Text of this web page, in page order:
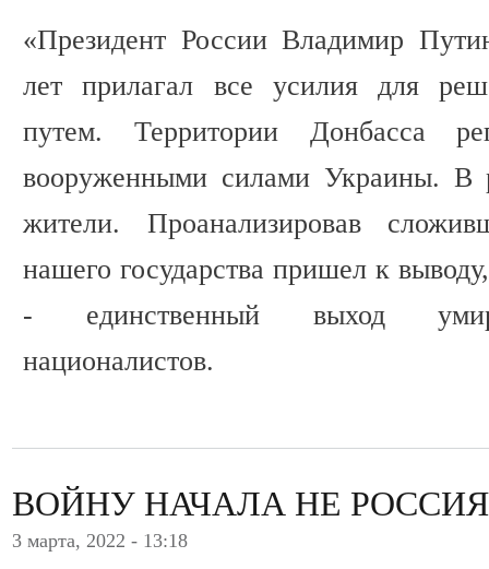
«Президент России Владимир
лет прилагал все усилия для
путем. Территории Донбасса
вооруженными силами Украины. В
жители. Проанализировав
нашего государства пришел к
- единственный выход
националистов.
ВОЙНУ НАЧАЛА НЕ РОССИЯ
3 марта, 2022 - 13:18